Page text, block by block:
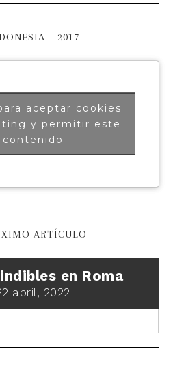
– 2017
aceptar cookies
y permitir este
contenido
ARTÍCULO
en Roma
abril, 2022